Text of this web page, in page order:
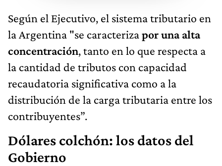
Según el Ejecutivo, el sistema tributario en
la Argentina "se caracterizapor una alta
concentración, tanto en lo que respecta a
la cantidad de tributos con capacidad
recaudatoria significativa como a la
distribución de la carga tributaria entre los
contribuyentes”.
Dólares colchón: los datos del
Gobierno